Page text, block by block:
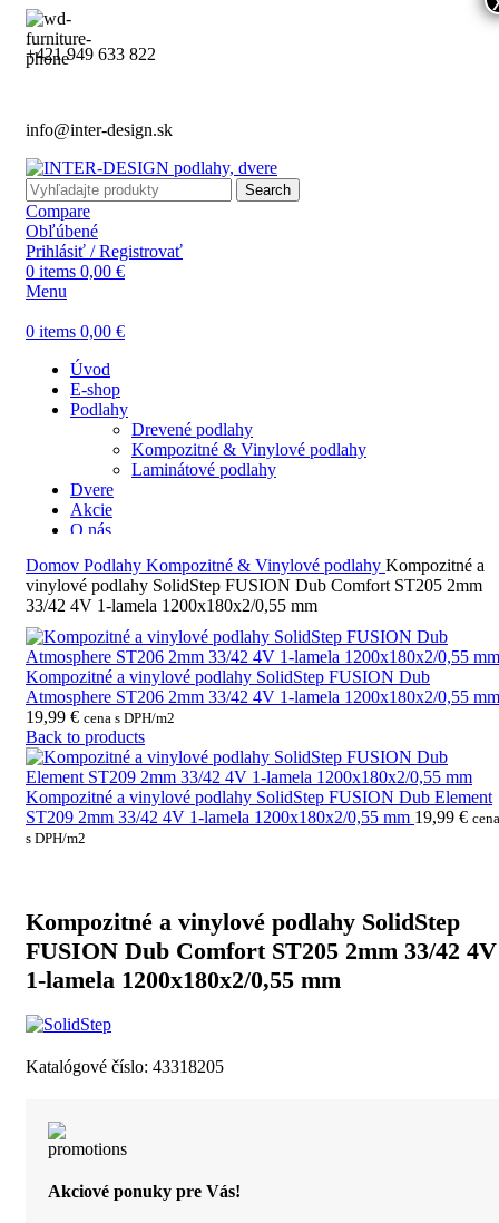
+421 949 633 822
info@inter-design.sk
Search
Compare
Obľúbené
Prihlásiť / Registrovať
0 items 0,00 €
Menu
0 items 0,00 €
Úvod
E-shop
Podlahy
Drevené podlahy
Kompozitné & Vinylové podlahy
Laminátové podlahy
Dvere
Akcie
O nás
Domov Podlahy Kompozitné & Vinylové podlahy Kompozitné a
vinylové podlahy SolidStep FUSION Dub Comfort ST205 2mm
33/42 4V 1-lamela 1200x180x2/0,55 mm
Kompozitné a vinylové podlahy SolidStep FUSION Dub
Atmosphere ST206 2mm 33/42 4V 1-lamela 1200x180x2/0,55 mm
19,99 € cena s DPH/m2
Back to products
Kompozitné a vinylové podlahy SolidStep FUSION Dub Element
ST209 2mm 33/42 4V 1-lamela 1200x180x2/0,55 mm 19,99 € cena
s DPH/m2
Kompozitné a vinylové podlahy SolidStep
FUSION Dub Comfort ST205 2mm 33/42 4V
1-lamela 1200x180x2/0,55 mm
Katalógové číslo: 43318205
Akciové ponuky pre Vás!